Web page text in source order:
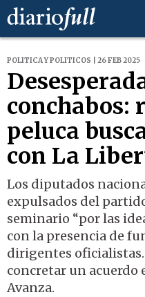
POLITICA Y POLITICOS | 26 FEB 2025
conchabos:
peluca
con La
Los diputados
expulsados del
seminario “por las
con la presencia de
dirigentes
concretar un acuerdo
Avanza.